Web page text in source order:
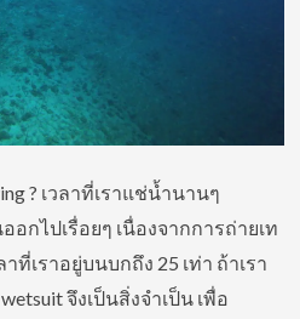
? เวลาที่เราแช่น้ำนานๆ
กไปเรื่อยๆ เนื่องจากการถ่ายเท
เราอยู่บนบกถึง 25 เท่า ถ้าเรา
จึงเป็นสิ่งจำเป็น เพื่อ